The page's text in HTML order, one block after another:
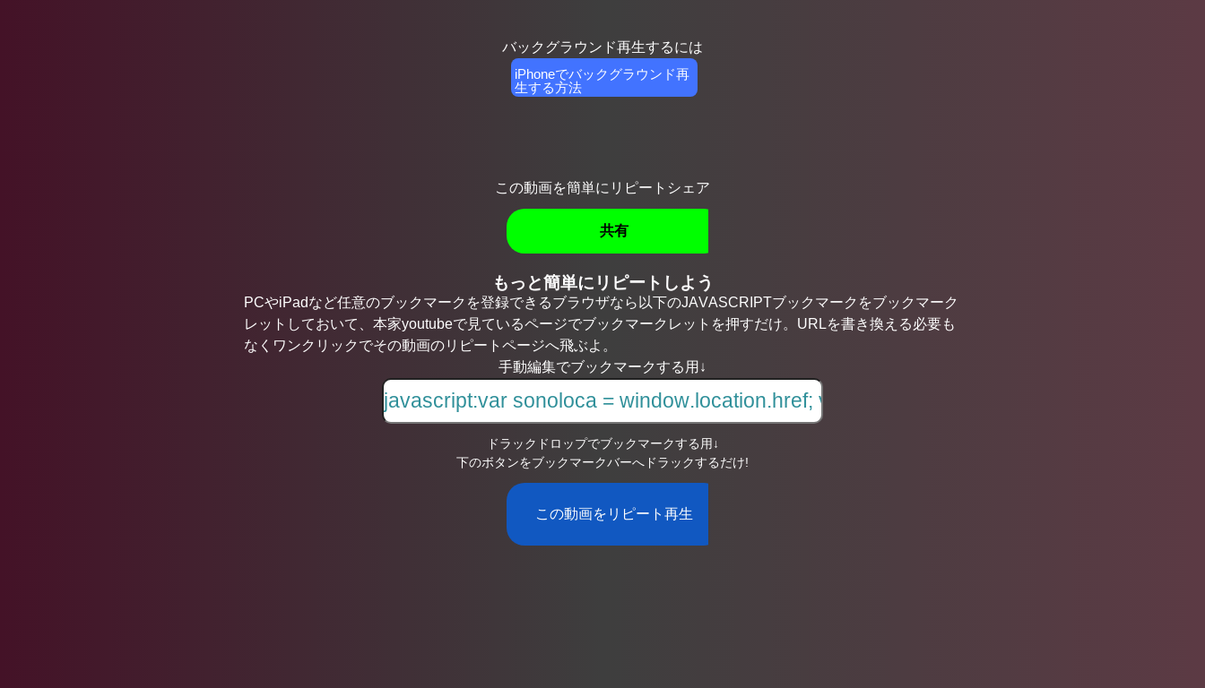
バックグラウンド再生するには
iPhoneでバックグラウンド再
生する方法
この動画を簡単にリピートシェア
共有
もっと簡単にリピートしよう
PCやiPadなど任意のブックマークを登録できるブラウザなら以下のJAVASCRIPTブックマークをブックマーク
レットしておいて、本家youtubeで見ているページでブックマークレットを押すだけ。URLを書き換える必要も
なくワンクリックでその動画のリピートページへ飛ぶよ。
手動編集でブックマークする用↓
ドラックドロップでブックマークする用↓
下のボタンをブックマークバーへドラックするだけ!
この動画をリピート再生